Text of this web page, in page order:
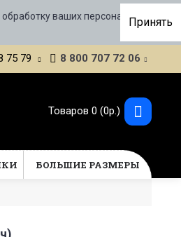
ваших персональныхПринять
75 79 8 800 707 72 06
Товаров 0 (0р.)
БОЛЬШИЕ РАЗМЕРЫ